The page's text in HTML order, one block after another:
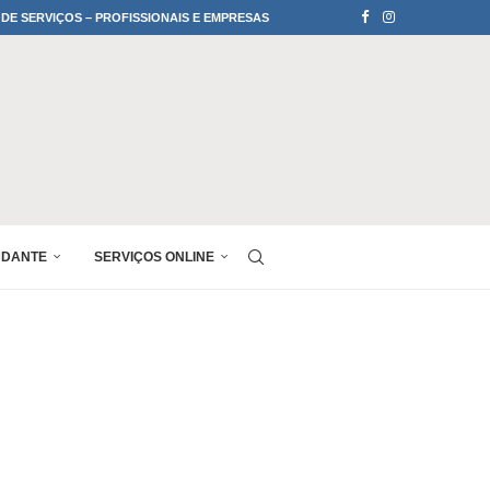
SERVIÇOS – PROFISSIONAIS E EMPRESAS
SERVIÇOS ONLINE